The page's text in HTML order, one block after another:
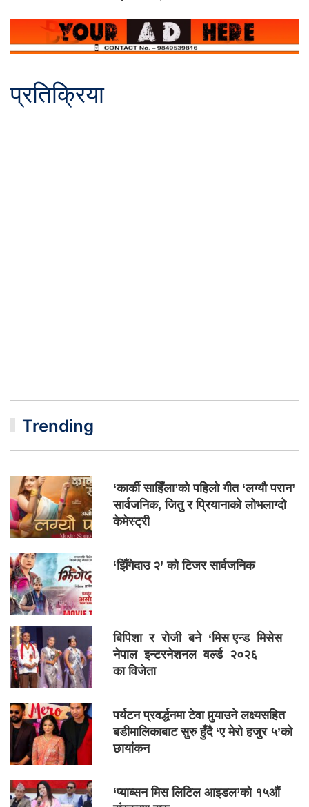
प्रतिक्रिया
Trending
‘कार्की साहिँला’को पहिलो गीत ‘लग्यौ परान’
सार्वजनिक, जितु र प्रियानाको लोभलाग्दो
केमेस्ट्री
‘झिँगेदाउ २’ को टिजर सार्वजनिक
बिपिशा र रोजी बने ‘मिस एन्ड मिसेस
नेपाल इन्टरनेशनल वर्ल्ड २०२६
का विजेता
पर्यटन प्रवर्द्धनमा टेवा पुर्‍याउने लक्ष्यसहित
बडीमालिकाबाट सुरु हुँदै ‘ए मेरो हजुर ५’को
छायांकन
‘प्याब्सन मिस लिटिल आइडल’को १५औं